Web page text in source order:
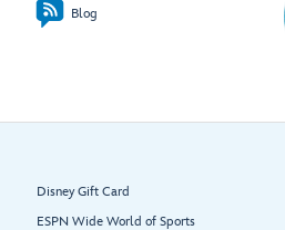
Blog
Disney Gift Card
ESPN Wide World of Sports